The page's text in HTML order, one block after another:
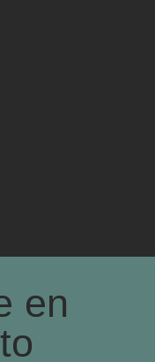
en